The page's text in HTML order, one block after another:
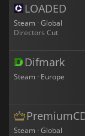
LOADED
Steam · Global
Directors Cut
Difmark
Steam · Europe
Steam · Global